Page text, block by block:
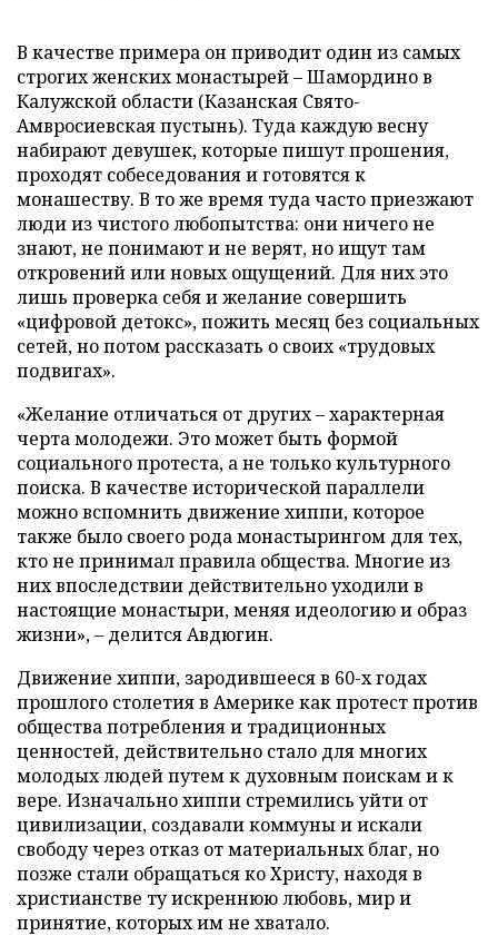
В качестве примера он приводит один из самых
строгих женских монастырей – Шамордино в
Калужской области (Казанская Свято-
Амвросиевская пустынь). Туда каждую весну
набирают девушек, которые пишут прошения,
проходят собеседования и готовятся к
монашеству. В то же время туда часто приезжают
люди из чистого любопытства: они ничего не
знают, не понимают и не верят, но ищут там
откровений или новых ощущений. Для них это
лишь проверка себя и желание совершить
«цифровой детокс», пожить месяц без социальных
сетей, но потом рассказать о своих «трудовых
подвигах».
«Желание отличаться от других – характерная
черта молодежи. Это может быть формой
социального протеста, а не только культурного
поиска. В качестве исторической параллели
можно вспомнить движение хиппи, которое
также было своего рода монастырингом для тех,
кто не принимал правила общества. Многие из
них впоследствии действительно уходили в
настоящие монастыри, меняя идеологию и образ
жизни», – делится Авдюгин.
Движение хиппи, зародившееся в 60-х годах
прошлого столетия в Америке как протест против
общества потребления и традиционных
ценностей, действительно стало для многих
молодых людей путем к духовным поискам и к
вере. Изначально хиппи стремились уйти от
цивилизации, создавали коммуны и искали
свободу через отказ от материальных благ, но
позже стали обращаться ко Христу, находя в
христианстве ту искреннюю любовь, мир и
принятие, которых им не хватало.